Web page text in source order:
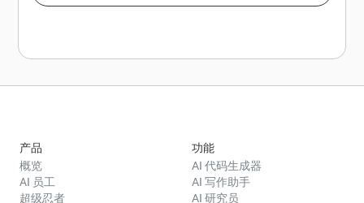
产品
概览
AI 员工
超级忍者
功能
AI 代码生成器
AI 写作助手
AI 研究员